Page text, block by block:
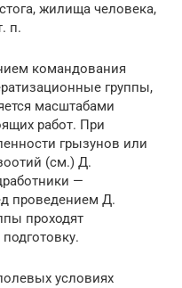
жилища человека,
п.
командования
группы,
масштабами
работ. При
грызунов или
(см.) Д.
—
проведением Д.
проходят
условиях